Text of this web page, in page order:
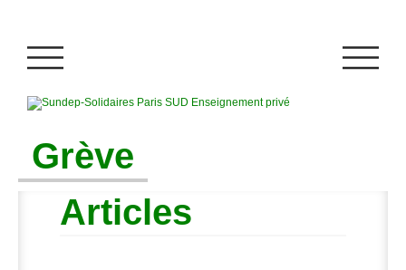
Grève
Articles